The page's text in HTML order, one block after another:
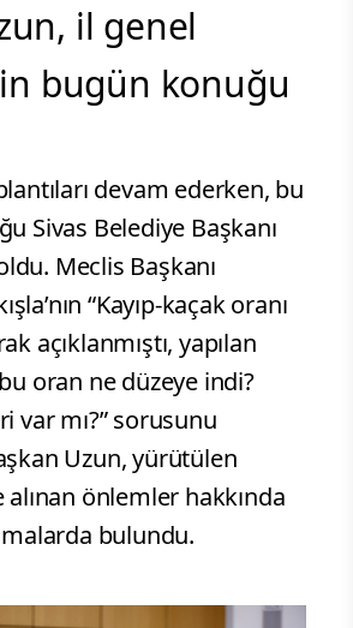
il genel
bugün konuğu
devam ederken, bu
Sivas Belediye Başkanı
Meclis Başkanı
“Kayıp-kaçak oranı
açıklanmıştı, yapılan
oran ne düzeye indi?
var mı?” sorusunu
Uzun, yürütülen
alınan önlemler hakkında
bulundu.